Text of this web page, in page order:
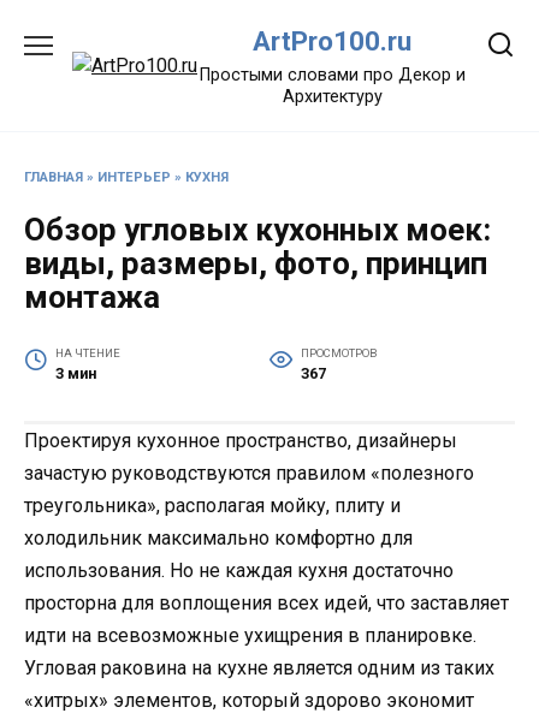
содержанию
ArtPro100.ru
Простыми словами про Декор и
Архитектуру
ГЛАВНАЯ » ИНТЕРЬЕР » КУХНЯ
Обзор угловых кухонных моек:
виды, размеры, фото, принцип
монтажа
НА ЧТЕНИЕ
3 мин
ПРОСМОТРОВ
367
Проектируя кухонное пространство, дизайнеры
зачастую руководствуются правилом «полезного
треугольника», располагая мойку, плиту и
холодильник максимально комфортно для
использования. Но не каждая кухня достаточно
просторна для воплощения всех идей, что заставляет
идти на всевозможные ухищрения в планировке.
Угловая раковина на кухне является одним из таких
«хитрых» элементов, который здорово экономит